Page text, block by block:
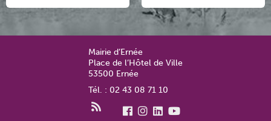
Mairie d’Ernée
Place de l’Hôtel de Ville
53500 Ernée
Tél. : 02 43 08 71 10